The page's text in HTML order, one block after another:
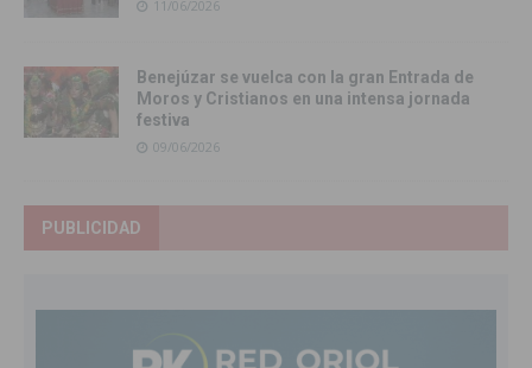
11/06/2026
Benejúzar se vuelca con la gran Entrada de
Moros y Cristianos en una intensa jornada
festiva
09/06/2026
PUBLICIDAD